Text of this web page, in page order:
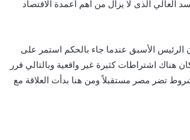
العالي الذى لا يزال من اهم أعمدة الاقتصاد
الأسبق عندما جاء بالحكم استمر على
هناك اشتراطات كثيرة غير واقعية وبالتالي قرر
تضر مصر مستقبلاً ومن هنا بدأت العلاقة مع